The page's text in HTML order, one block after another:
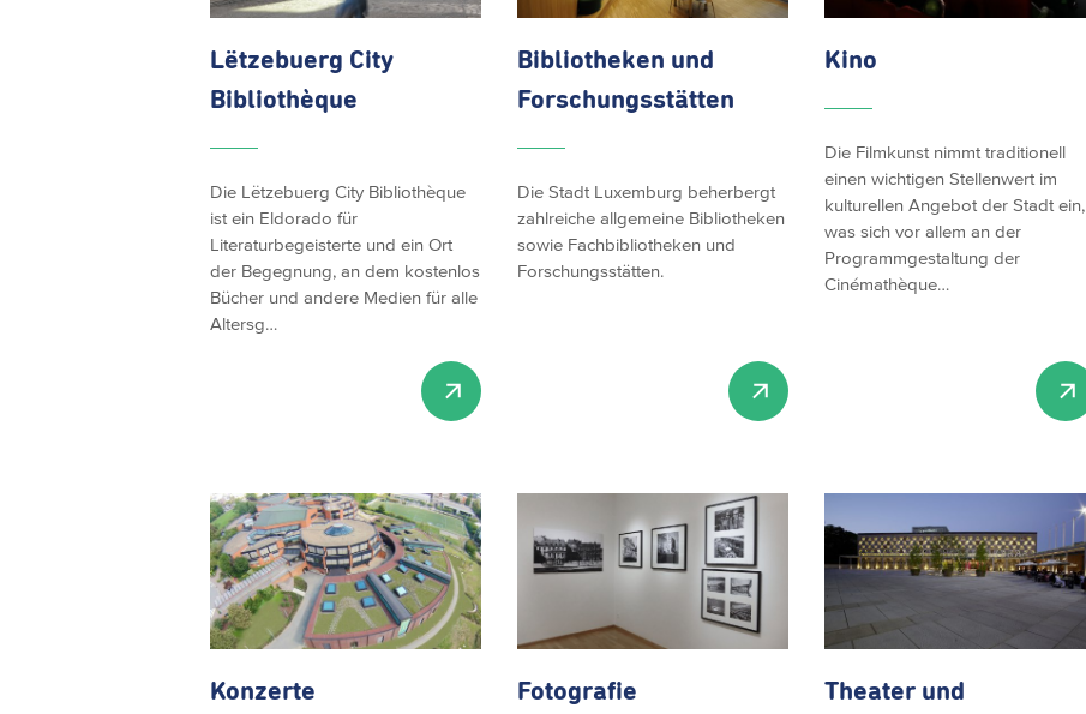
Lëtzebuerg City
Bibliothèque
Die Lëtzebuerg City Bibliothèque
ist ein Eldorado für
Literaturbegeisterte und ein Ort
der Begegnung, an dem kostenlos
Bücher und andere Medien für alle
Altersg…
Bibliotheken und
Forschungsstätten
Die Stadt Luxemburg beherbergt
zahlreiche allgemeine Bibliotheken
sowie Fachbibliotheken und
Forschungsstätten.
Kino
Die Filmkunst nimmt traditionell
einen wichtigen Stellenwert im
kulturellen Angebot der Stadt ein,
was sich vor allem an der
Programmgestaltung der
Cinémathèque…
Konzerte Fotografie
Theater und